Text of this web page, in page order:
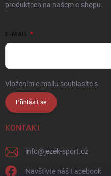
produktech na našem e-shopu.
E-MAIL
Vložením e-mailu souhlasíte s
Přihlásit se
KONTAKT
info@jezek-sport.cz
Navštivte náš Facebook